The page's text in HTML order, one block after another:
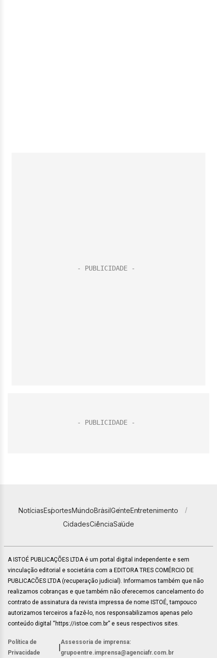
NotíciasEsportesMundoBrasilGenteEntretenimento
CidadesCiênciaSaúde
A ISTOÉ PUBLICAÇÕES LTDA é um portal digital independente e sem
vinculação editorial e societária com a EDITORA TRES COMÉRCIO DE
PUBLICACÕES LTDA (recuperação judicial). Informamos também que não
realizamos cobranças e que também não oferecemos cancelamento do
contrato de assinatura da revista impressa de nome ISTOÉ, tampouco
autorizamos terceiros a fazê-lo, nos responsabilizamos apenas pelo
conteúdo digital “https://istoe.com.br” e seus respectivos sites.
Política de
Privacidade
Assessoria de imprensa:
grupoentre.imprensa@agenciafr.com.br